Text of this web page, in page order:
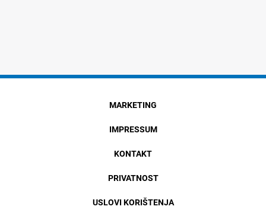
MARKETING
IMPRESSUM
KONTAKT
PRIVATNOST
USLOVI KORIŠTENJA